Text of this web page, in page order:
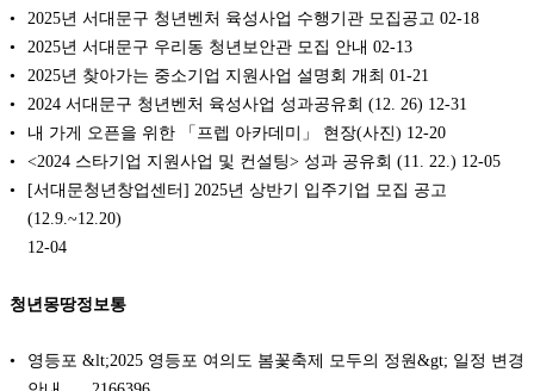
2025년 서대문구 청년벤처 육성사업 수행기관 모집공고 02-18
2025년 서대문구 우리동 청년보안관 모집 안내 02-13
2025년 찾아가는 중소기업 지원사업 설명회 개최 01-21
2024 서대문구 청년벤처 육성사업 성과공유회 (12. 26) 12-31
내 가게 오픈을 위한 「프렙 아카데미」 현장(사진) 12-20
<2024 스타기업 지원사업 및 컨설팅> 성과 공유회 (11. 22.) 12-05
[서대문청년창업센터] 2025년 상반기 입주기업 모집 공고
(12.9.~12.20)
12-04
청년몽땅정보통
영등포 &lt;2025 영등포 여의도 봄꽃축제 모두의 정원&gt; 일정 변경